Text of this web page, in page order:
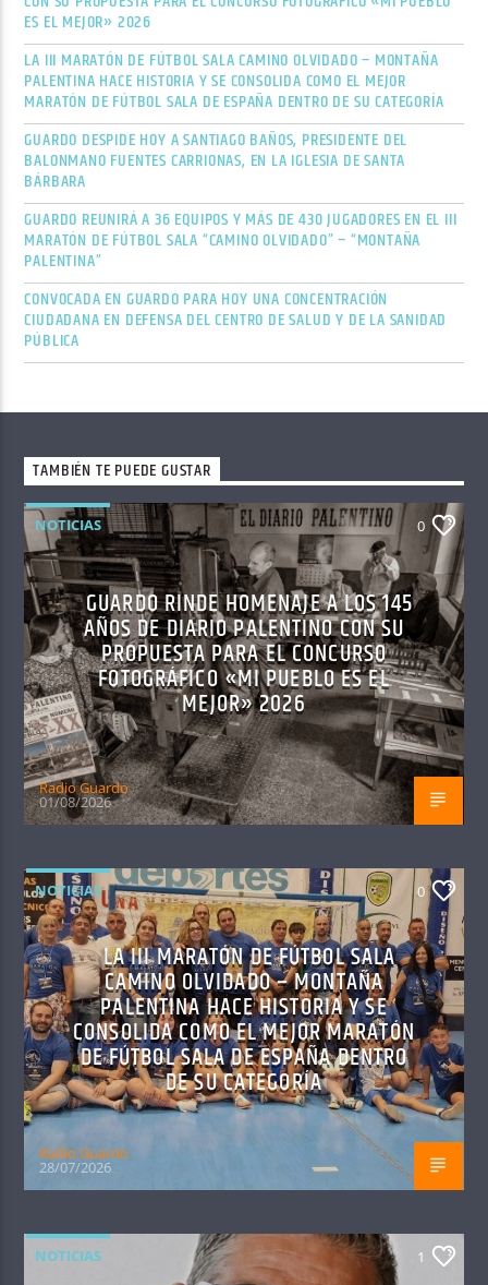
ES EL MEJOR» 2026
LA III MARATÓN DE FÚTBOL SALA CAMINO OLVIDADO – MONTAÑA
PALENTINA HACE HISTORIA Y SE CONSOLIDA COMO EL MEJOR
MARATÓN DE FÚTBOL SALA DE ESPAÑA DENTRO DE SU CATEGORÍA
GUARDO DESPIDE HOY A SANTIAGO BAÑOS, PRESIDENTE DEL
BALONMANO FUENTES CARRIONAS, EN LA IGLESIA DE SANTA
BÁRBARA
GUARDO REUNIRÁ A 36 EQUIPOS Y MÁS DE 430 JUGADORES EN EL III
MARATÓN DE FÚTBOL SALA “CAMINO OLVIDADO” – “MONTAÑA
PALENTINA”
CONVOCADA EN GUARDO PARA HOY UNA CONCENTRACIÓN
CIUDADANA EN DEFENSA DEL CENTRO DE SALUD Y DE LA SANIDAD
PÚBLICA
TAMBIÉN TE PUEDE GUSTAR
NOTICIAS 0
GUARDO RINDE HOMENAJE A LOS 145
AÑOS DE DIARIO PALENTINO CON SU
PROPUESTA PARA EL CONCURSO
FOTOGRÁFICO «MI PUEBLO ES EL
MEJOR» 2026
Radio Guardo
01/08/2026
NOTICIAS 0
LA III MARATÓN DE FÚTBOL SALA
CAMINO OLVIDADO – MONTAÑA
PALENTINA HACE HISTORIA Y SE
CONSOLIDA COMO EL MEJOR MARATÓN
DE FÚTBOL SALA DE ESPAÑA DENTRO
DE SU CATEGORÍA
Radio Guardo
28/07/2026
NOTICIAS 1